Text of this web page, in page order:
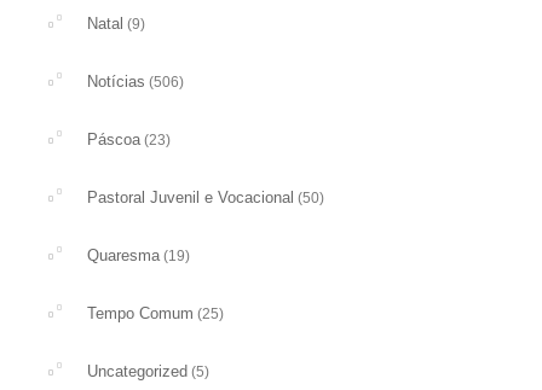
Natal (9)
Notícias (506)
Páscoa(23)
Pastoral Juvenil e Vocacional (50)
Quaresma(19)
Tempo Comum (25)
Uncategorized (5)